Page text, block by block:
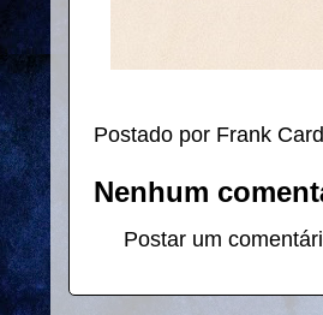
Postado por Frank
Nenhum
Postar um